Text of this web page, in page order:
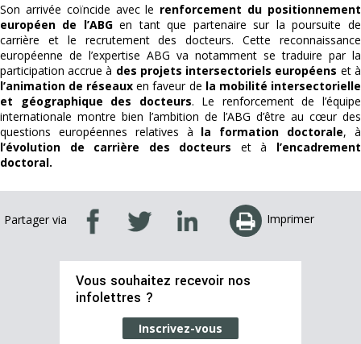
Son arrivée coïncide avec le renforcement du positionnement
européen de l’ABG en tant que partenaire sur la poursuite de
carrière et le recrutement des docteurs. Cette reconnaissance
européenne de l’expertise ABG va notamment se traduire par la
participation accrue à des projets intersectoriels européens et à
l’animation de réseaux en faveur de la mobilité intersectorielle
et géographique des docteurs. Le renforcement de l’équipe
internationale montre bien l’ambition de l’ABG d’être au cœur des
questions européennes relatives à la formation doctorale, à
l’évolution de carrière des docteurs et à l’encadrement
doctoral.
Partager via Imprimer
Vous souhaitez recevoir nos
infolettres ?
Inscrivez-vous